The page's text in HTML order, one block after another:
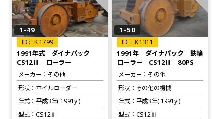
1-49
K 1799
1991年式 ダイナパック
CS12Ⅲ ローラー
メーカー
その他
形状
ホイルローダー
年式
平成3年( 1991y )
型式
CS12Ⅲ
1-50
K 1311
1991年 ダイナパック 鉄輪
ローラー CS12Ⅲ 80PS
メーカー
その他
形状
その他の機械
年式
平成3年( 1991y )
型式
CS12Ⅲ